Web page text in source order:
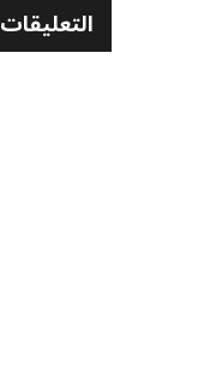
التعليقات